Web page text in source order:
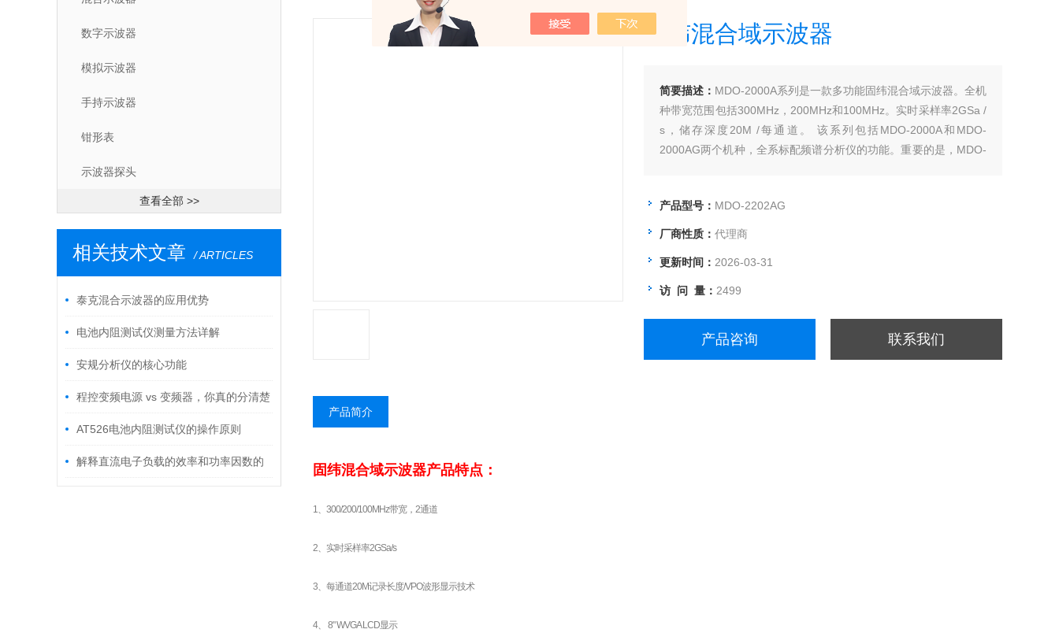
数字示波器
模拟示波器
手持示波器
钳形表
示波器探头
查看全部 >>
相关技术文章 / ARTICLES
泰克混合示波器的应用优势
电池内阻测试仪测量方法详解
安规分析仪的核心功能
程控变频电源 vs 变频器，你真的分清楚
了吗？应用场景详解
AT526电池内阻测试仪的操作原则
解释直流电子负载的效率和功率因数的
固纬混合域示波器
简要描述： MDO-2000A系列是一款多功能固纬混合域示波器。全机
种带宽范围包括300MHz，200MHz和100MHz。实时采样率2GSa /
s，储存深度20M /每通道。 该系列包括MDO-2000A和MDO-
2000AG两个机种，全系标配频谱分析仪的功能。重要的是，MDO-
产品型号： MDO-2202AG
厂商性质： 代理商
更新时间： 2026-03-31
访 问 量： 2499
产品咨询 联系我们
产品简介
固纬混合域示波器产品特点：
1、300/200/100MHz带宽，2通道
2、实时采样率2GSa/s
3、每通道20M记录长度/VPO波形显示技术
4、 8" WVGA LCD显示